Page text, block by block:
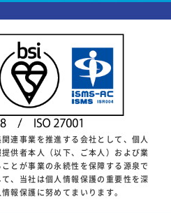
連事業を推進する会社として、個人
供者本人（以下、ご本人）および業
とが事業の永続性を保障する源泉で
、当社は個人情報保護の重要性を深
報保護に努めてまいります。